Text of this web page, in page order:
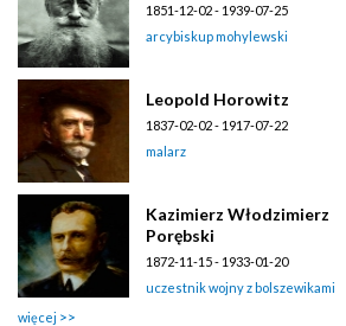
1851-12-02 - 1939-07-25
arcybiskup mohylewski
Leopold Horowitz
1837-02-02 - 1917-07-22
malarz
Kazimierz Włodzimierz
Porębski
1872-11-15 - 1933-01-20
uczestnik wojny z bolszewikami
więcej